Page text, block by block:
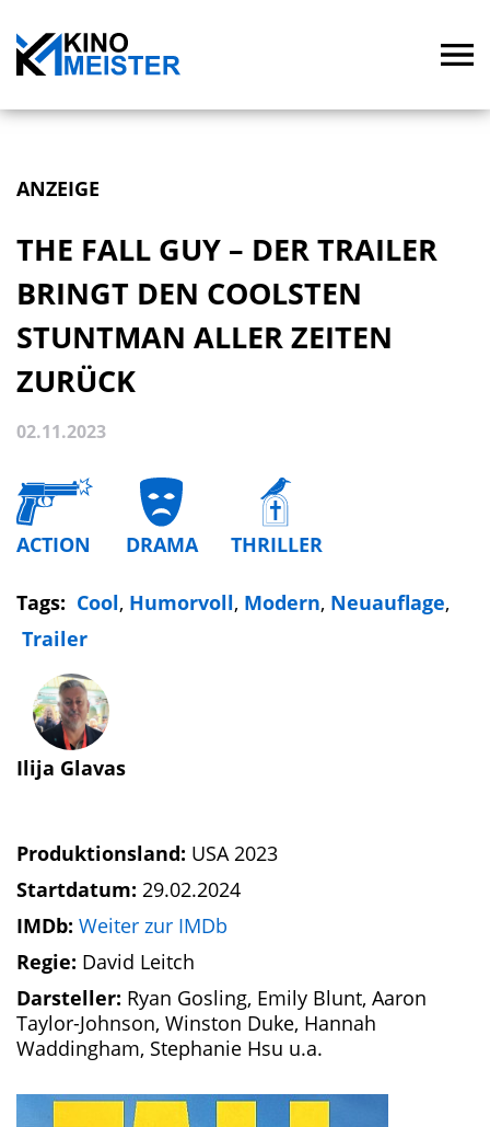
ANZEIGE
THE FALL GUY – DER TRAILER
BRINGT DEN COOLSTEN
STUNTMAN ALLER ZEITEN
ZURÜCK
02.11.2023
ACTION DRAMA THRILLER
Tags: Cool, Humorvoll, Modern, Neuauflage,
Trailer
Ilija Glavas
Produktionsland: USA 2023
Startdatum: 29.02.2024
IMDb: Weiter zur IMDb
Regie: David Leitch
Darsteller: Ryan Gosling, Emily Blunt, Aaron
Taylor-Johnson, Winston Duke, Hannah
Waddingham, Stephanie Hsu u.a.